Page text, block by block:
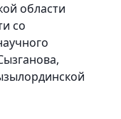
области
со